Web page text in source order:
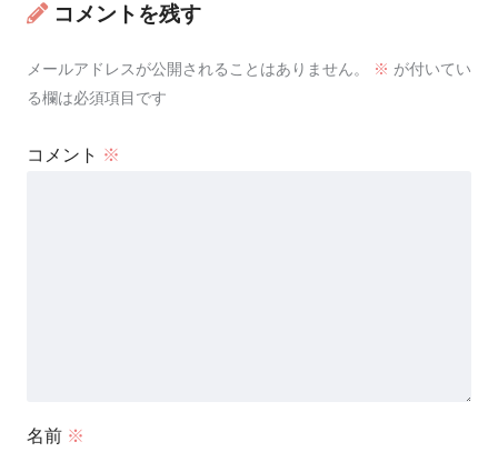
コメントを残す
メールアドレスが公開されることはありません。 ※ が付いてい
る欄は必須項目です
コメント ※
名前 ※